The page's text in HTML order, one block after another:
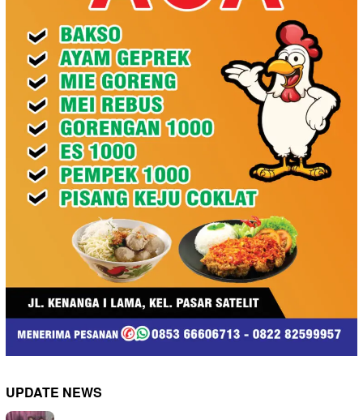
UPDATE NEWS